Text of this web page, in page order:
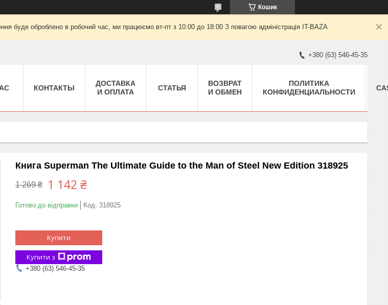
Кошик
буде оброблено в робочий час, ми працюємо вт-пт з 10:00 до 18:00 З повагою адміністрація IT-BAZA
+380 (63) 546-45-35
КОНТАКТЫ
ДОСТАВКА
И ОПЛАТА
СТАТЬЯ
ВОЗВРАТ
И ОБМЕН
ПОЛИТИКА
КОНФИДЕНЦИАЛЬНОСТИ
Книга Superman The Ultimate Guide to the Man of Steel New Edition 318925
1 269 ₴ 1 142 ₴
Готово до відправки Код: 318925
Купити
Купити з
+380 (63) 546-45-35